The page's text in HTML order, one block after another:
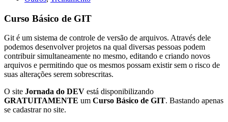
Curso Básico de GIT
Git é um sistema de controle de versão de arquivos. Através dele
podemos desenvolver projetos na qual diversas pessoas podem
contribuir simultaneamente no mesmo, editando e criando novos
arquivos e permitindo que os mesmos possam existir sem o risco de
suas alterações serem sobrescritas.
O site Jornada do DEV está disponibilizando
GRATUITAMENTE um Curso Básico de GIT. Bastando apenas
se cadastrar no site.